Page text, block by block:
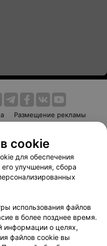
Размещение рекламы
Способы оплаты
103.by
данных
cookie
для обеспечения
его улучшения, сбора
использования файлов
в более позднее время.
информации о целях,
файлов cookie вы